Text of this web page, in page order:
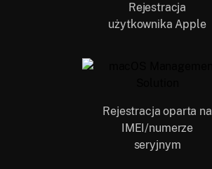
Rejestracja
użytkownika Apple
Rejestracja oparta na
IMEI/numerze
seryjnym